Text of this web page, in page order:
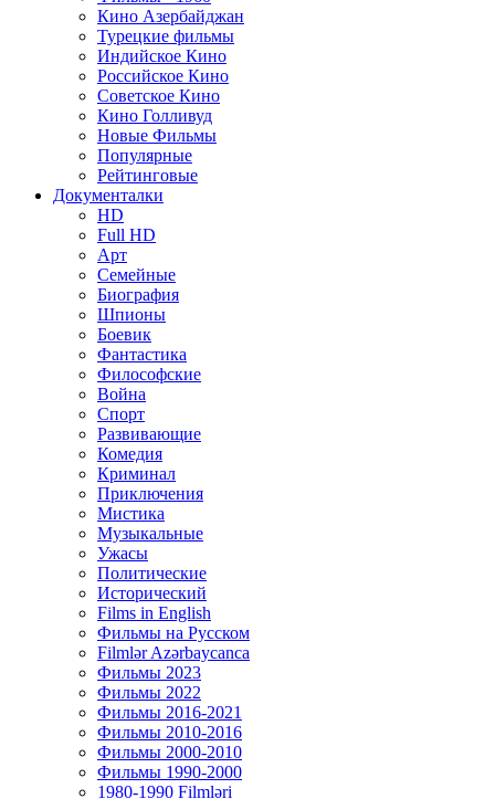
Кино Азербайджан
Турецкие фильмы
Индийское Кино
Российское Кино
Советское Кино
Кино Голливуд
Новые Фильмы
Популярные
Рейтинговые
Документалки
HD
Full HD
Арт
Семейные
Биография
Шпионы
Боевик
Фантастика
Философские
Война
Спорт
Развивающие
Комедия
Криминал
Приключения
Мистика
Музыкальные
Ужасы
Политические
Исторический
Films in English
Фильмы на Русском
Filmlər Azərbaycanca
Фильмы 2023
Фильмы 2022
Фильмы 2016-2021
Фильмы 2010-2016
Фильмы 2000-2010
Фильмы 1990-2000
1980-1990 Filmləri